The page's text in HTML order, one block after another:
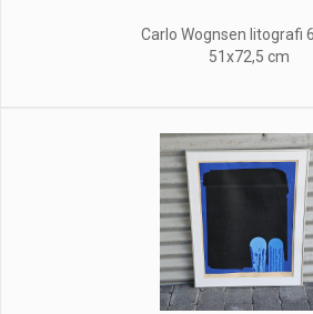
Carlo Wognsen litografi
51x72,5 cm